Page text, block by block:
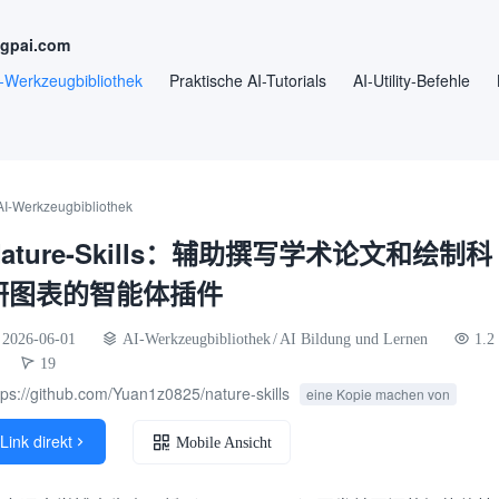
Werkzeugbibliothek Praktische AI-Tutorials AI-Utility-Befehle
Werkzeugbibliothek
Skills：辅助撰写学术论文和绘制科
图表的智能体插件
2026-06-01 AI-Werkzeugbibliothek/ AI Bildung und Lernen
1.2
19
github.com/Yuan1z0825/nature-skills eine Kopie machen von
Link direkt  Mobile Ansicht